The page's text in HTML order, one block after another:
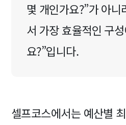
몇 개인가요?”가 아니
서 가장 효율적인 구
요?”입니다.
셀프코스에서는 예산별